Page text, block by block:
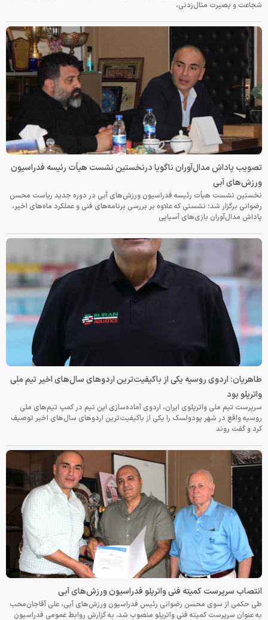
شجاعت و بصیرت مثال‌زدنی،
تصویب پاداش مدال‌آوران ناگویا درنخستین نشست هیأت رئیسه فدراسیون
ورزش‌های آبی
نخستین نشست هیأت رئیسه فدراسیون ورزش‌های آبی در دوره جدید ریاست محسن
رضوانی برگزار شد؛ نشستی که علاوه بر بررسی برنامه‌های فنی و عملکرد ماه‌های اخیر،
پاداش مدال‌آوران بازی‌های آسیایی
طاهریان: اردوی روسیه یکی از باکیفیت‌ترین اردوهای سال‌های اخیر تیم ملی
واترپلو بود
سرپرست تیم ملی واترپلوی ایران، اردوی آماده‌سازی این تیم در کمپ تیم‌های ملی
روسیه واقع در شهر پودولسک را یکی از باکیفیت‌ترین اردوهای سال‌های اخیر توصیف
کرد و گفت روند
انتصاب سرپرست کمیته فنی واترپلو فدراسیون ورزش‌های آبی
طی حکمی از سوی محسن رضوانی رئیس فدراسیون ورزش‌های آبی، علی آقاجان‌محب
به عنوان سرپرست کمیته فنی واترپلو منصوب شد. به گزارش روابط عمومی فدراسیون